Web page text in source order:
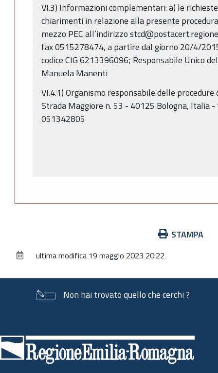
VI.3) Informazioni complementari: a) le
chiarimenti in relazione alla presente
mezzo PEC all’indirizzo
fax 0515278474, a partire dal giorno 20/4/
codice CIG 6213396096; Responsabile Unico
Manuela Manenti
VI.4.1) Organismo responsabile delle
Strada Maggiore n. 53 - 40125 Bologna, Italia
051342805
documento
STAMPA
ultima modifica 19 maggio 2023 20:22
Non hai trovato quello che cerchi ?
di
pagina